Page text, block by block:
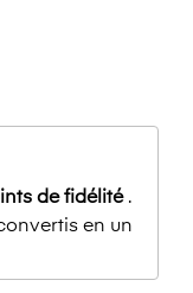
de fidélité.
en un